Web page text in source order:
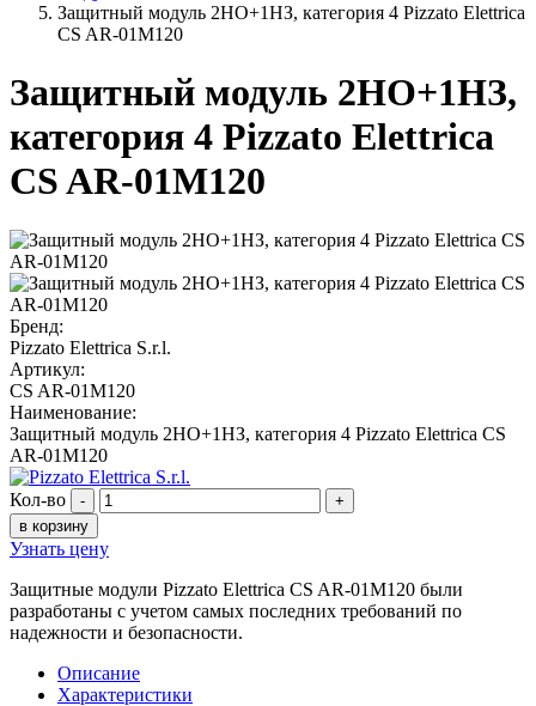
Защитный модуль 2НО+1НЗ, категория 4 Pizzato Elettrica
CS AR-01M120
Защитный модуль 2НО+1НЗ,
категория 4 Pizzato Elettrica
CS AR-01M120
Бренд:
Pizzato Elettrica S.r.l.
Артикул:
CS AR-01M120
Наименование:
Защитный модуль 2НО+1НЗ, категория 4 Pizzato Elettrica CS
AR-01M120
Кол-во -
+
в корзину
Узнать цену
Защитные модули Pizzato Elettrica CS AR-01M120 были
разработаны с учетом самых последних требований по
надежности и безопасности.
Описание
Характеристики